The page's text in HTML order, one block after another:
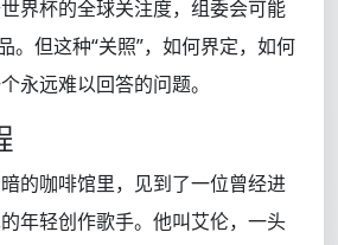
界杯的全球关注度，组委会可能
。但这种“关照”，如何界定，如何
永远难以回答的问题。
的咖啡馆里，见到了一位曾经进
年轻创作歌手。他叫艾伦，一头